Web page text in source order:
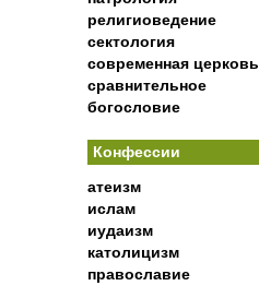
религиоведение
сектология
современная церковь
сравнительное
богословие
Конфессии
атеизм
ислам
иудаизм
католицизм
православие